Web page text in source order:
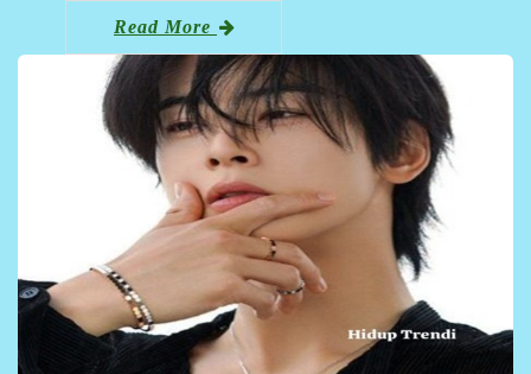
Read More